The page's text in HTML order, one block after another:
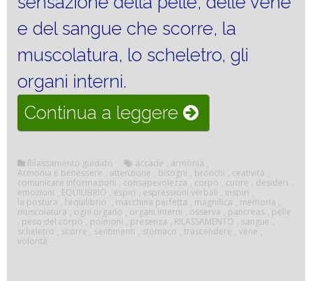
e del sangue che scorre, la
muscolatura, lo scheletro, gli
organi interni.
Continua a leggere “Armonia
e
benessere”
Rilassamento guidato accade , armonia ,
Armonia e benessere , attenzione , bisogni , bronchi , ceatività ,
comunicare informazioni , consapevolezza , corpo , cuore , desideri ,
emozioni , EQUILIBRIO , espiri , espressioni verbali , inspiri ,
la postura , l’equilibrio. , macchina perfetta , magnifica , memoria ,
muscolatura , ogni organo , organi interni , osserva , pancreas , pelle
, peso del corpo , polmoni , presenza , RILASSAMENTO , sangue ,
scheletro , scorre , sentimenti , stomaco , trascendere , vene ,
volontà